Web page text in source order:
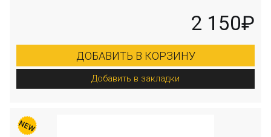
2 150₽
ДОБАВИТЬ В КОРЗИНУ
Добавить в закладки